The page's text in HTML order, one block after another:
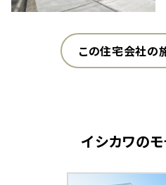
この住宅会社の
イシカワの